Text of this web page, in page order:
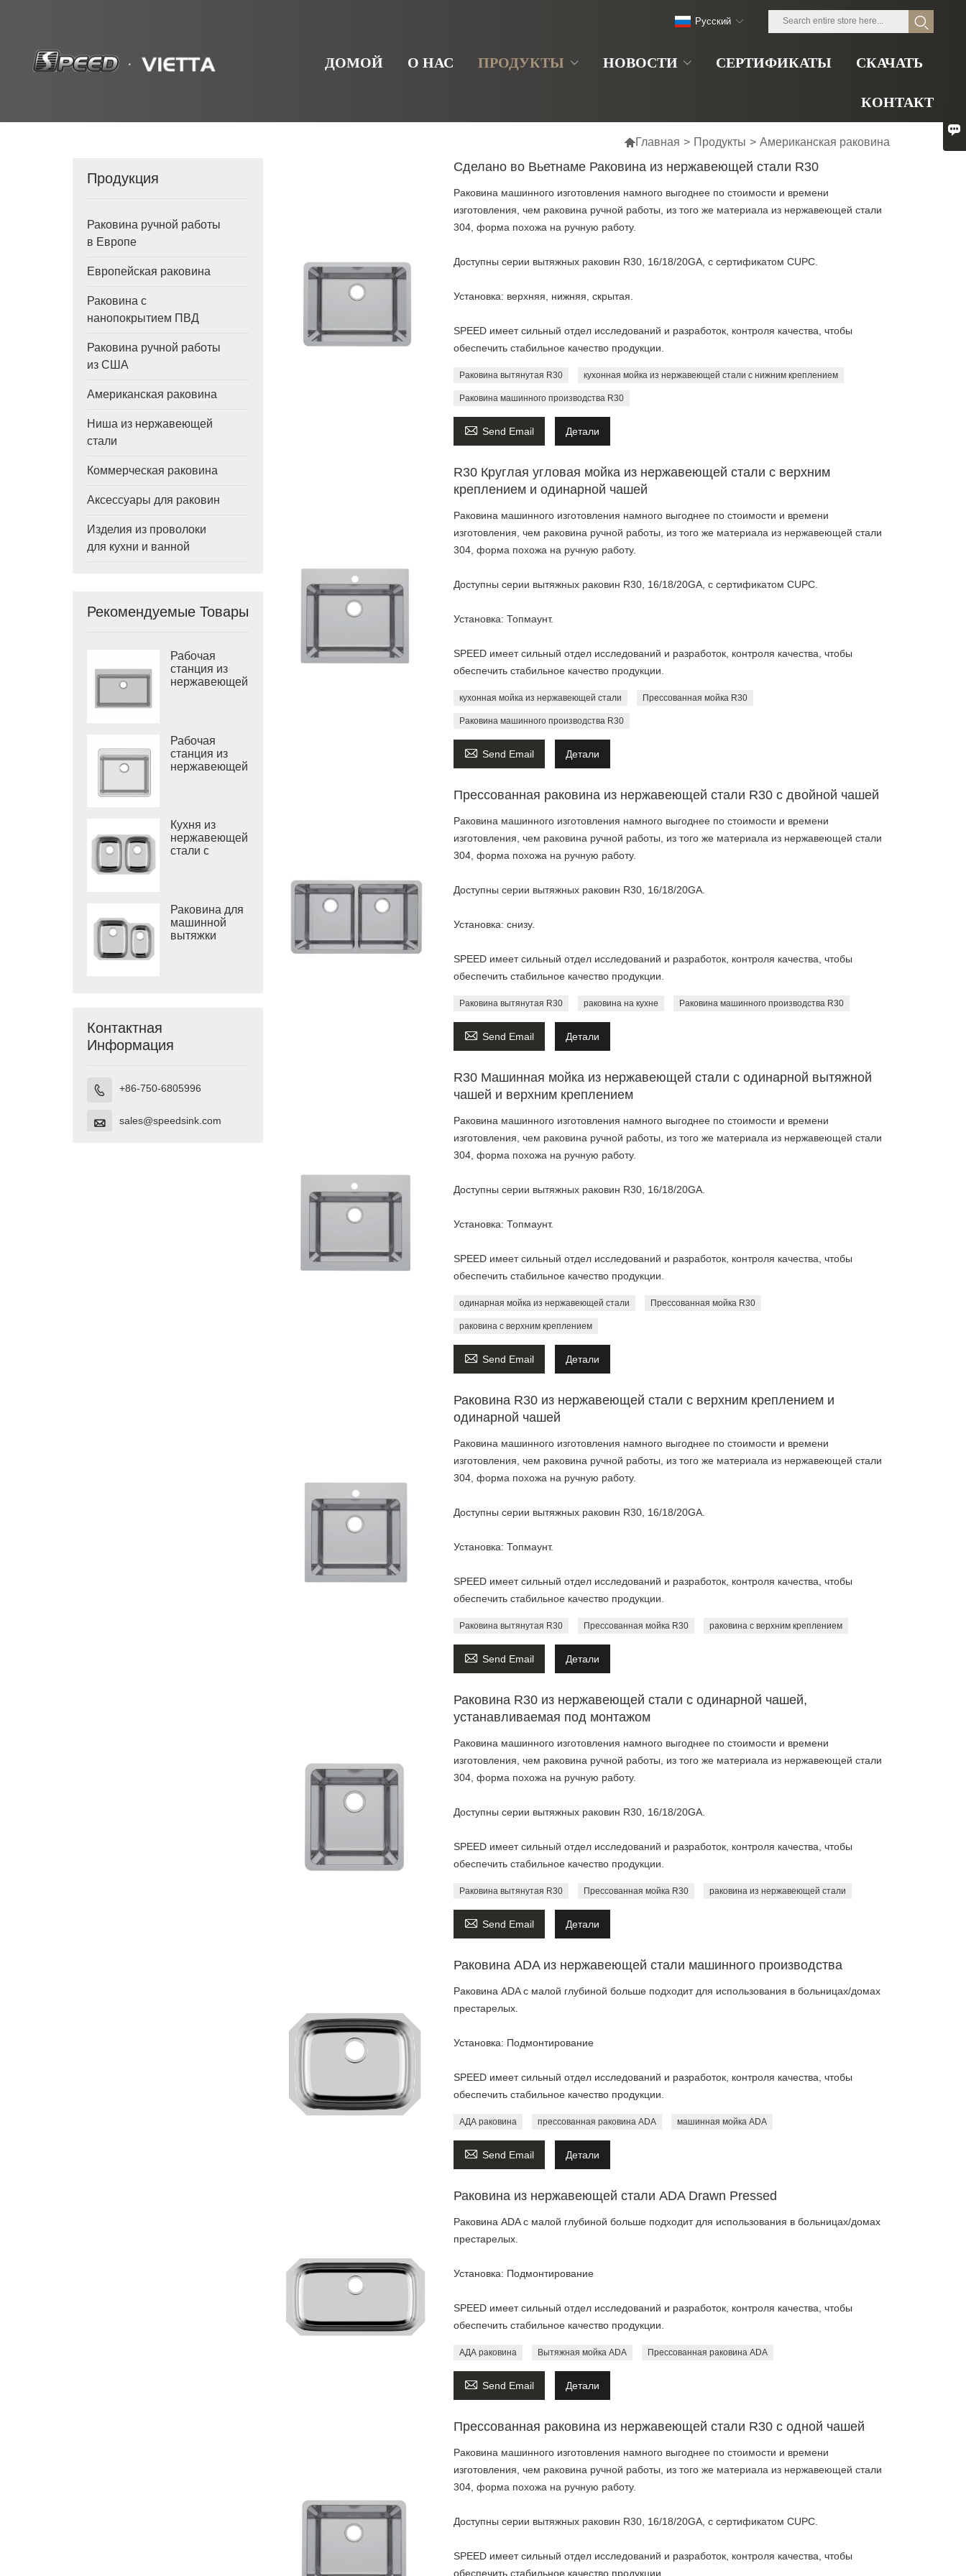
ДОМОЙ О НАС ПРОДУКТЫ НОВОСТИ СЕРТИФИКАТЫ СКАЧАТЬ
КОНТАКТ
Pусский
Главная > Продукты > Американская раковина
Продукция
Раковина ручной работы
в Европе
Европейская раковина
Раковина с
нанопокрытием ПВД
Раковина ручной работы
из США
Американская раковина
Ниша из нержавеющей
стали
Коммерческая раковина
Аксессуары для раковин
Изделия из проволоки
для кухни и ванной
Рекомендуемые Товары
Рабочая
станция из
нержавеющей
Рабочая
станция из
нержавеющей
Кухня из
нержавеющей
стали с
Вьетнам,
глубокая
раковина
Раковина для
машинной
вытяжки
Контактная
Информация
 +86-750-6805996
 sales@speedsink.com
Сделано во Вьетнаме Раковина из нержавеющей стали R30
Раковина машинного изготовления намного выгоднее по стоимости и времени
изготовления, чем раковина ручной работы, из того же материала из нержавеющей стали
304, форма похожа на ручную работу.
Доступны серии вытяжных раковин R30, 16/18/20GA, с сертификатом CUPC.
Установка: верхняя, нижняя, скрытая.
SPEED имеет сильный отдел исследований и разработок, контроля качества, чтобы
обеспечить стабильное качество продукции.
Раковина вытянутая R30 кухонная мойка из нержавеющей стали с нижним креплением
Раковина машинного производства R30
 Send Email Детали
R30 Круглая угловая мойка из нержавеющей стали с верхним
креплением и одинарной чашей
Раковина машинного изготовления намного выгоднее по стоимости и времени
изготовления, чем раковина ручной работы, из того же материала из нержавеющей стали
304, форма похожа на ручную работу.
Доступны серии вытяжных раковин R30, 16/18/20GA, с сертификатом CUPC.
Установка: Топмаунт.
SPEED имеет сильный отдел исследований и разработок, контроля качества, чтобы
обеспечить стабильное качество продукции.
кухонная мойка из нержавеющей стали Прессованная мойка R30
Раковина машинного производства R30
 Send Email Детали
Прессованная раковина из нержавеющей стали R30 с двойной чашей
Раковина машинного изготовления намного выгоднее по стоимости и времени
изготовления, чем раковина ручной работы, из того же материала из нержавеющей стали
304, форма похожа на ручную работу.
Доступны серии вытяжных раковин R30, 16/18/20GA.
Установка: снизу.
SPEED имеет сильный отдел исследований и разработок, контроля качества, чтобы
обеспечить стабильное качество продукции.
Раковина вытянутая R30 раковина на кухне Раковина машинного производства R30
 Send Email Детали
R30 Машинная мойка из нержавеющей стали с одинарной вытяжной
чашей и верхним креплением
Раковина машинного изготовления намного выгоднее по стоимости и времени
изготовления, чем раковина ручной работы, из того же материала из нержавеющей стали
304, форма похожа на ручную работу.
Доступны серии вытяжных раковин R30, 16/18/20GA.
Установка: Топмаунт.
SPEED имеет сильный отдел исследований и разработок, контроля качества, чтобы
обеспечить стабильное качество продукции.
одинарная мойка из нержавеющей стали Прессованная мойка R30
раковина с верхним креплением
 Send Email Детали
Раковина R30 из нержавеющей стали с верхним креплением и
одинарной чашей
Раковина машинного изготовления намного выгоднее по стоимости и времени
изготовления, чем раковина ручной работы, из того же материала из нержавеющей стали
304, форма похожа на ручную работу.
Доступны серии вытяжных раковин R30, 16/18/20GA.
Установка: Топмаунт.
SPEED имеет сильный отдел исследований и разработок, контроля качества, чтобы
обеспечить стабильное качество продукции.
Раковина вытянутая R30 Прессованная мойка R30 раковина с верхним креплением
 Send Email Детали
Раковина R30 из нержавеющей стали с одинарной чашей,
устанавливаемая под монтажом
Раковина машинного изготовления намного выгоднее по стоимости и времени
изготовления, чем раковина ручной работы, из того же материала из нержавеющей стали
304, форма похожа на ручную работу.
Доступны серии вытяжных раковин R30, 16/18/20GA.
SPEED имеет сильный отдел исследований и разработок, контроля качества, чтобы
обеспечить стабильное качество продукции.
Раковина вытянутая R30 Прессованная мойка R30 раковина из нержавеющей стали
 Send Email Детали
Раковина ADA из нержавеющей стали машинного производства
Раковина ADA с малой глубиной больше подходит для использования в больницах/домах
престарелых.
Установка: Подмонтирование
SPEED имеет сильный отдел исследований и разработок, контроля качества, чтобы
обеспечить стабильное качество продукции.
АДА раковина прессованная раковина ADA машинная мойка ADA
 Send Email Детали
Раковина из нержавеющей стали ADA Drawn Pressed
Раковина ADA с малой глубиной больше подходит для использования в больницах/домах
престарелых.
Установка: Подмонтирование
SPEED имеет сильный отдел исследований и разработок, контроля качества, чтобы
обеспечить стабильное качество продукции.
АДА раковина Вытяжная мойка ADA Прессованная раковина ADA
 Send Email Детали
Прессованная раковина из нержавеющей стали R30 с одной чашей
Раковина машинного изготовления намного выгоднее по стоимости и времени
изготовления, чем раковина ручной работы, из того же материала из нержавеющей стали
304, форма похожа на ручную работу.
Доступны серии вытяжных раковин R30, 16/18/20GA, с сертификатом CUPC.
SPEED имеет сильный отдел исследований и разработок, контроля качества, чтобы
обеспечить стабильное качество продукции.
